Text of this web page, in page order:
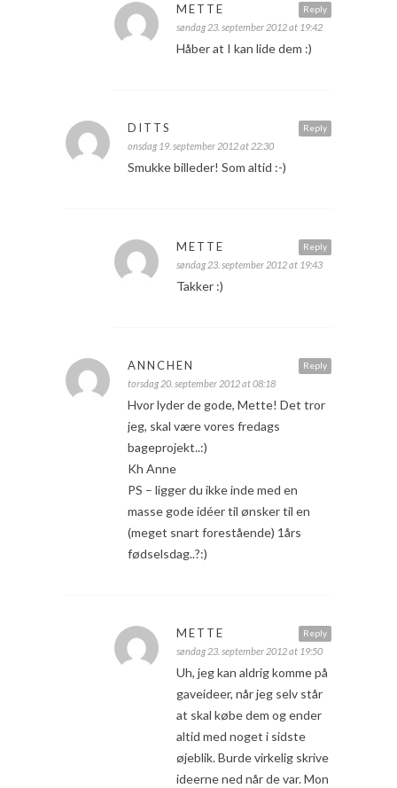
Reply
METTE
søndag 23. september 2012 at 19:42
Håber at I kan lide dem :)
Reply
DITTS
onsdag 19. september 2012 at 22:30
Smukke billeder! Som altid :-)
Reply
METTE
søndag 23. september 2012 at 19:43
Takker :)
Reply
ANNCHEN
torsdag 20. september 2012 at 08:18
Hvor lyder de gode, Mette! Det tror
jeg, skal være vores fredags
bageprojekt..:)
Kh Anne
PS – ligger du ikke inde med en
masse gode idéer til ønsker til en
(meget snart forestående) 1års
fødselsdag..?:)
Reply
METTE
søndag 23. september 2012 at 19:50
Uh, jeg kan aldrig komme på
gaveideer, når jeg selv står
at skal købe dem og ender
altid med noget i sidste
øjeblik. Burde virkelig skrive
ideerne ned når de var. Mon